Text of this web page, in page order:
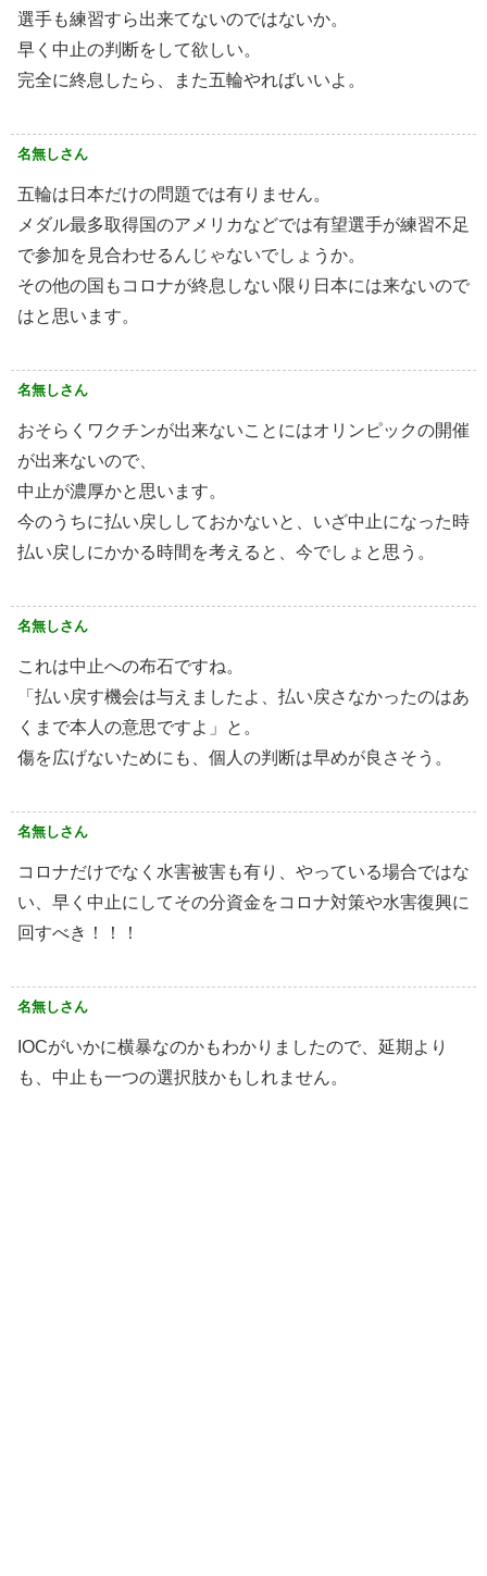
選手も練習すら出来てないのではないか。
早く中止の判断をして欲しい。
完全に終息したら、また五輪やればいいよ。
名無しさん
五輪は日本だけの問題では有りません。
メダル最多取得国のアメリカなどでは有望選手が練習不足
で参加を見合わせるんじゃないでしょうか。
その他の国もコロナが終息しない限り日本には来ないので
はと思います。
名無しさん
おそらくワクチンが出来ないことにはオリンピックの開催
が出来ないので、
中止が濃厚かと思います。
今のうちに払い戻ししておかないと、いざ中止になった時
払い戻しにかかる時間を考えると、今でしょと思う。
名無しさん
これは中止への布石ですね。
「払い戻す機会は与えましたよ、払い戻さなかったのはあ
くまで本人の意思ですよ」と。
傷を広げないためにも、個人の判断は早めが良さそう。
名無しさん
コロナだけでなく水害被害も有り、やっている場合ではな
い、早く中止にしてその分資金をコロナ対策や水害復興に
回すべき！！！
名無しさん
IOCがいかに横暴なのかもわかりましたので、延期より
も、中止も一つの選択肢かもしれません。